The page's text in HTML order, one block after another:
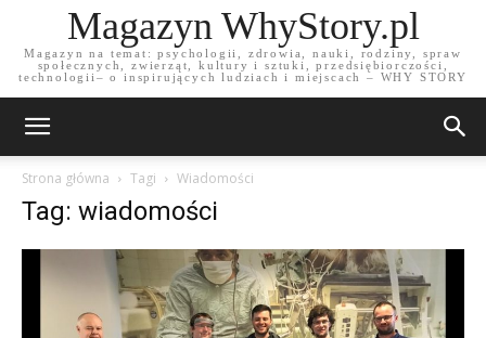
Magazyn WhyStory.pl
Magazyn na temat: psychologii, zdrowia, nauki, rodziny, spraw
społecznych, zwierząt, kultury i sztuki, przedsiębiorczości,
technologii– o inspirujących ludziach i miejscach – WHY STORY
Strona główna Tagi Wiadomości
Tag: wiadomości